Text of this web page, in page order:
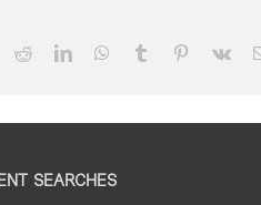
RedditLinkedInWhatsApp
Tumblr Pinterest
Vk
SEARCHES